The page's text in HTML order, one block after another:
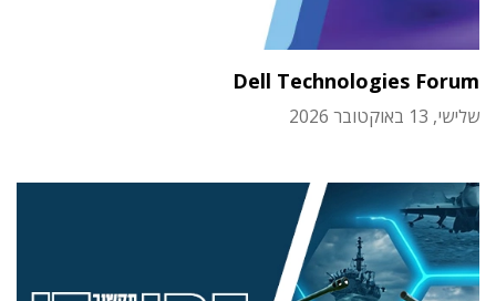
Dell Technologies Forum
שלישי, 13 באוקטובר 2026